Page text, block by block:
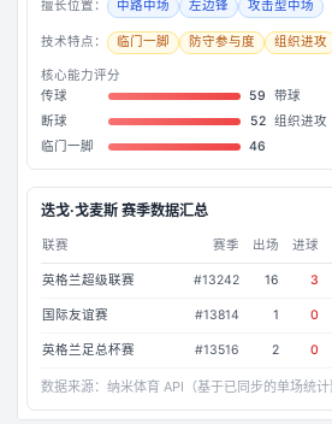
擅长位置： 中路中场 左边锋 攻击型中场
技术特点： 临门一脚 防守参与度 组织进攻
核心能力评分
传球
59 带球
断球
52 组织进攻
临门一脚
46
迭戈·戈麦斯赛季数据汇总
联赛 赛季 出场 进球
英格兰超级联赛 #13242 16 3
国际友谊赛 #13814 1 0
英格兰足总杯赛 #13516 2 0
数据来源： 纳米体育 API（基于已同步的单场统计